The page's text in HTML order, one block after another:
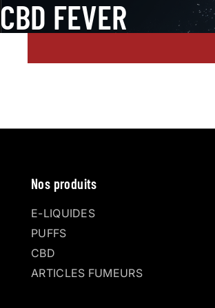
CBD FEVER
Nos produits
E-LIQUIDES
PUFFS
CBD
ARTICLES FUMEURS